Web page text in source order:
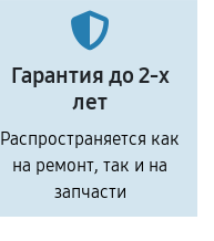
Гарантия до 2-х
лет
Распространяется как
на ремонт, так и на
запчасти